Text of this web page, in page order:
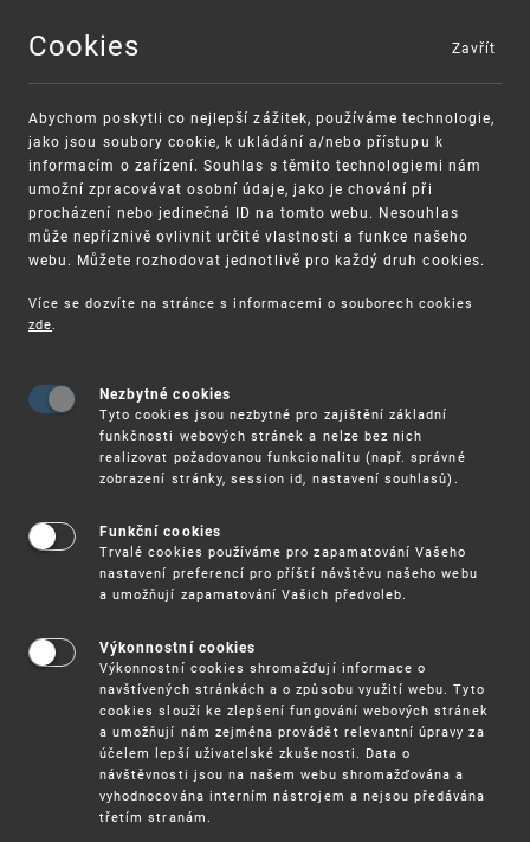
MENU
VAROVÁNÍ
Finanční podpora
Vynálezy / Patenty
Užitnévzory
Ochrannéznámky
Cookies
Abychom poskytli co nejlepší zážitek, používáme technologie,
jako jsou soubory cookie, k ukládání a/nebo přístupu k
informacím o zařízení. Souhlas s těmito technologiemi nám
umožní zpracovávat osobní údaje, jako je chování při
procházení nebo jedinečná ID na tomto webu. Nesouhlas
může nepříznivě ovlivnit určité vlastnosti a funkce našeho
webu. Můžete rozhodovat jednotlivě pro každý druh cookies.
Více se dozvíte na stránce s informacemi o souborech cookies
zde.
Nezbytné cookies
Tyto cookies jsou nezbytné pro zajištění základní
funkčnosti webových stránek a nelze bez nich
realizovat požadovanou funkcionalitu (např. správné
zobrazení stránky, session id, nastavení souhlasů).
Funkční cookies
Trvalé cookies používáme pro zapamatování Vašeho
nastavení preferencí pro příští návštěvu našeho webu
a umožňují zapamatování Vašich předvoleb.
Výkonnostní cookies
Výkonnostní cookies shromažďují informace o
navštívených stránkách a o způsobu využití webu. Tyto
cookies slouží ke zlepšení fungování webových stránek
a umožňují nám zejména provádět relevantní úpravy za
účelem lepší uživatelské zkušenosti. Data o
návštěvnosti jsou na našem webu shromažďována a
vyhodnocována interním nástrojem a nejsou předávána
třetím stranám.
Zavřít